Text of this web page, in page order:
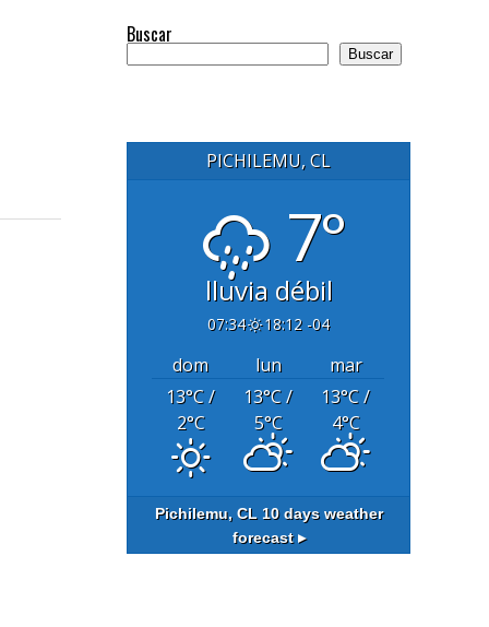
Buscar
Buscar
PICHILEMU, CL
7°
lluvia débil
07:34 18:12 -04
dom lun
mar
13°C/
2°C
13°C/
5°C
13°C/
4°C
Pichilemu, CL 10 days weather
forecast ▸